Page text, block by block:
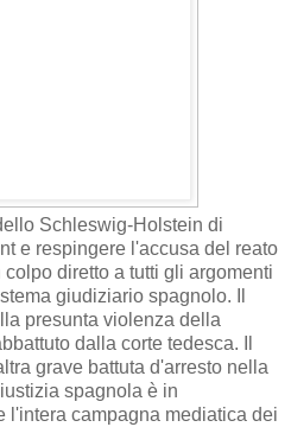
Schleswig-Holstein di
e respingere l'accusa del reato
diretto a tutti gli argomenti
giudiziario spagnolo.
presunta violenza della
dalla corte tedesca.
grave battuta d'arresto nella
spagnola è in
l'intera campagna mediatica dei